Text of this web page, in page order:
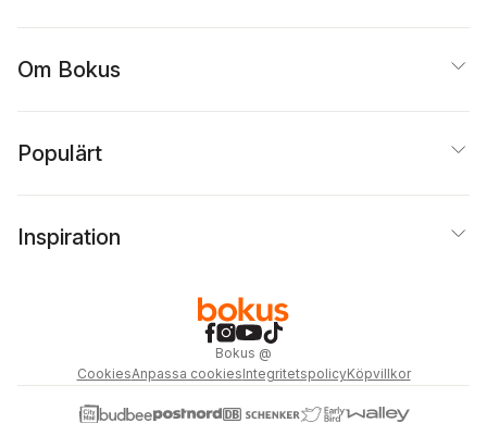
Om Bokus
Populärt
Inspiration
Bokus @
CookiesAnpassa cookiesIntegritetspolicyKöpvillkor